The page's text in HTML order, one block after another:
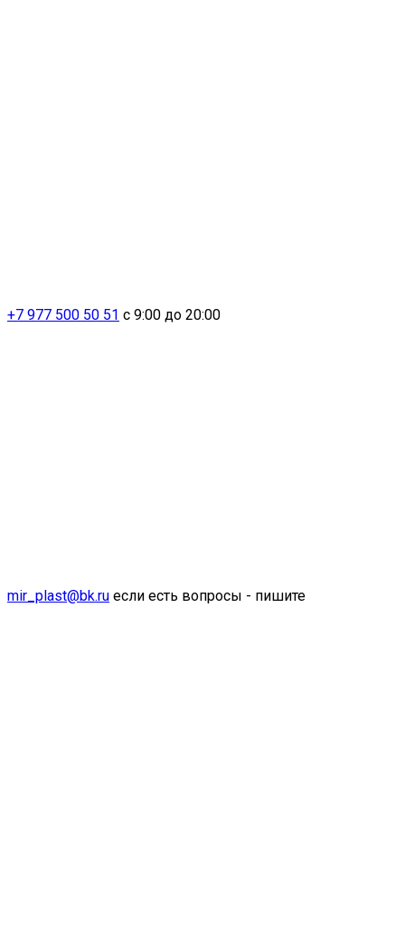
+7 977 500 50 51 с 9:00 до 20:00
mir_plast@bk.ru если есть вопросы - пишите